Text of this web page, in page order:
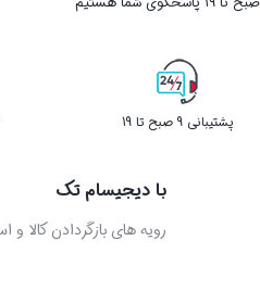
پشتیبانی 9 صبح تا 19
با دیجیسام تک
رویه های بازگردادن کالا و